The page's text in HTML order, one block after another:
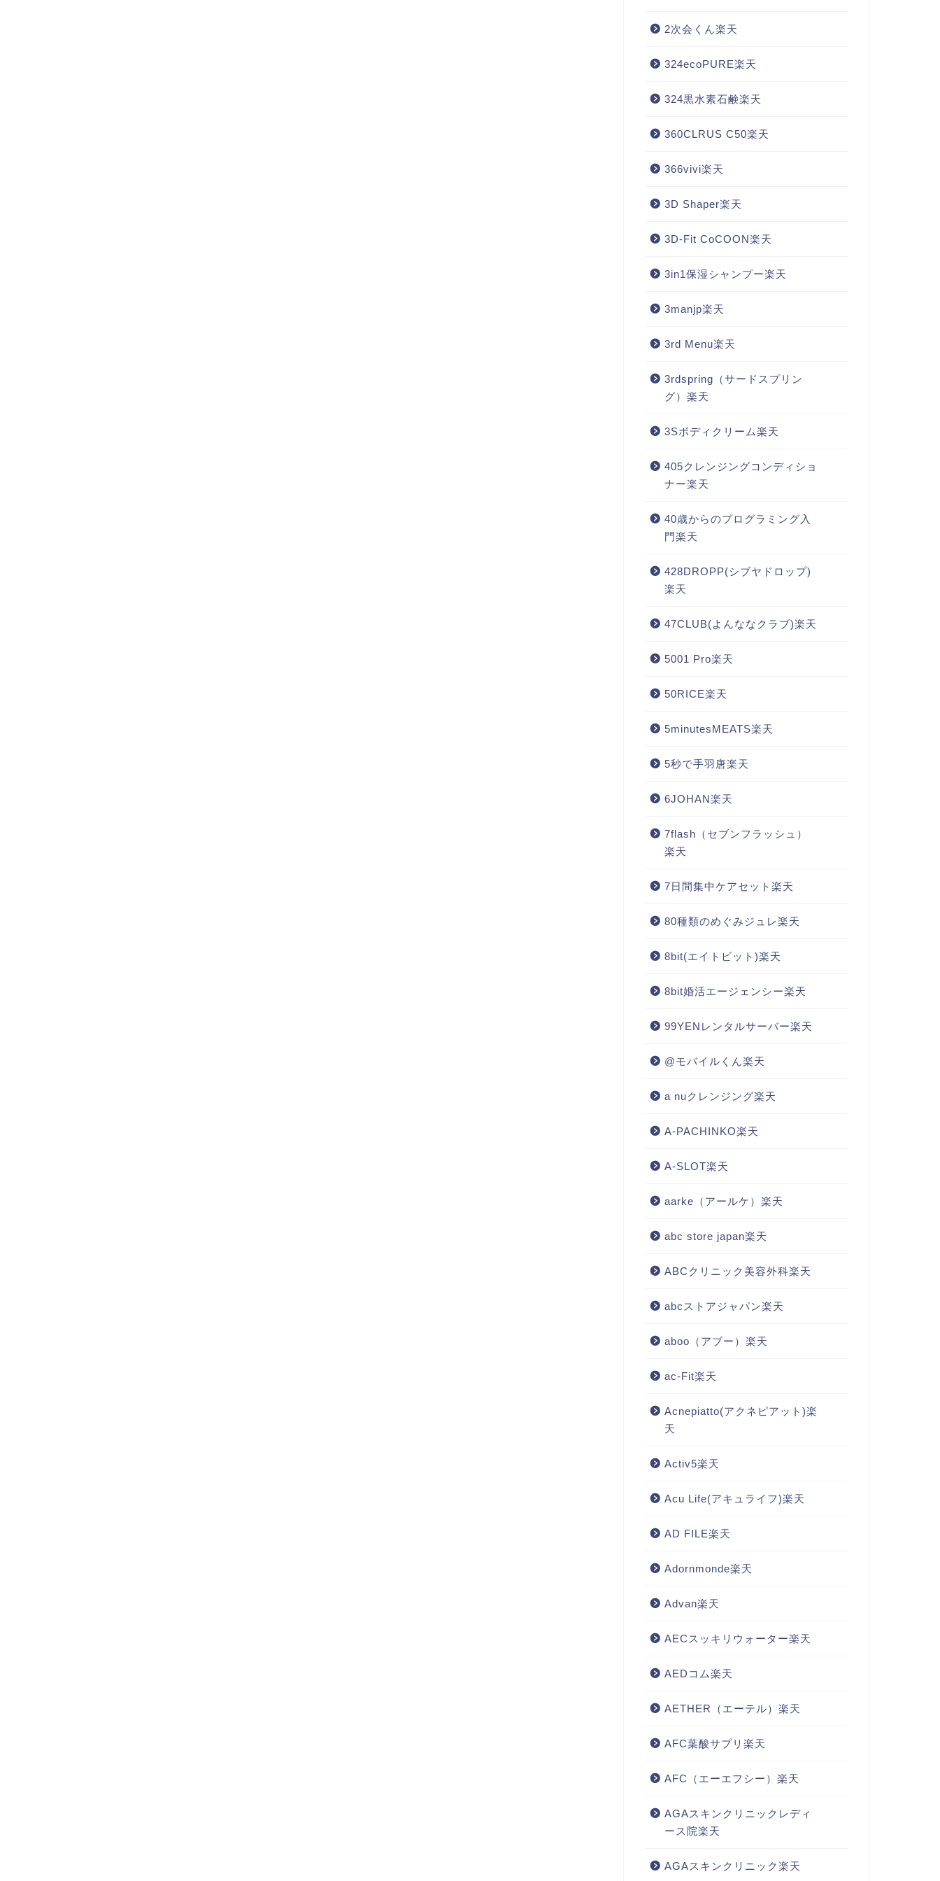
2次会くん楽天
324ecoPURE楽天
324黒水素石鹸楽天
360CLRUS C50楽天
366vivi楽天
3D Shaper楽天
3D-Fit CoCOON楽天
3in1保湿シャンプー楽天
3manjp楽天
3rd Menu楽天
3rdspring（サードスプリン
グ）楽天
3Sボディクリーム楽天
405クレンジングコンディショ
ナー楽天
40歳からのプログラミング入
門楽天
428DROPP(シブヤドロップ)
楽天
47CLUB(よんななクラブ)楽天
5001 Pro楽天
50RICE楽天
5minutesMEATS楽天
5秒で手羽唐楽天
6JOHAN楽天
7flash（セブンフラッシュ）
楽天
7日間集中ケアセット楽天
80種類のめぐみジュレ楽天
8bit(エイトビット)楽天
8bit婚活エージェンシー楽天
99YENレンタルサーバー楽天
@モバイルくん楽天
a nuクレンジング楽天
A-PACHINKO楽天
A-SLOT楽天
aarke（アールケ）楽天
abc store japan楽天
ABCクリニック美容外科楽天
abcストアジャパン楽天
aboo（アブー）楽天
ac-Fit楽天
Acnepiatto(アクネピアット)楽
天
Activ5楽天
Acu Life(アキュライフ)楽天
AD FILE楽天
Adornmonde楽天
Advan楽天
AECスッキリウォーター楽天
AEDコム楽天
AETHER（エーテル）楽天
AFC葉酸サプリ楽天
AFC（エーエフシー）楽天
AGAスキンクリニックレディ
ース院楽天
AGAスキンクリニック楽天